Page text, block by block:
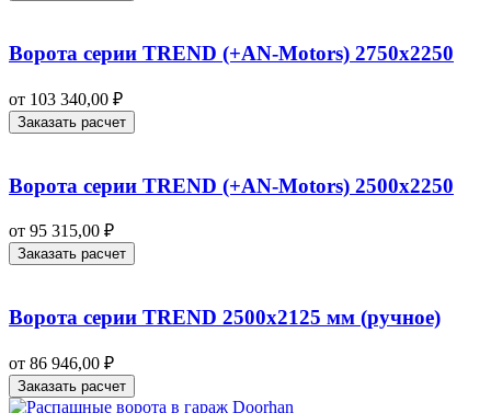
Ворота серии TREND (+AN‑Motors) 2750х2250
от 103 340,00 ₽
Заказать расчет
Ворота серии TREND (+AN‑Motors) 2500х2250
от 95 315,00 ₽
Заказать расчет
Ворота серии TREND 2500х2125 мм (ручное)
от 86 946,00 ₽
Заказать расчет